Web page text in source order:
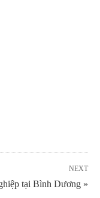
NEXT
tại Bình Dương »